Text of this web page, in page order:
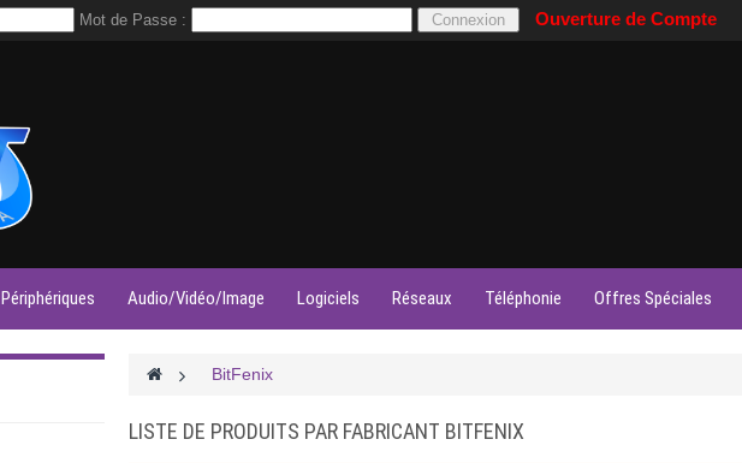
Mot de Passe : Ouverture de Compte
Périphériques Audio/Vidéo/Image Logiciels Réseaux Téléphonie Offres Spéciales
> BitFenix
LISTE DE PRODUITS PAR FABRICANT BITFENIX